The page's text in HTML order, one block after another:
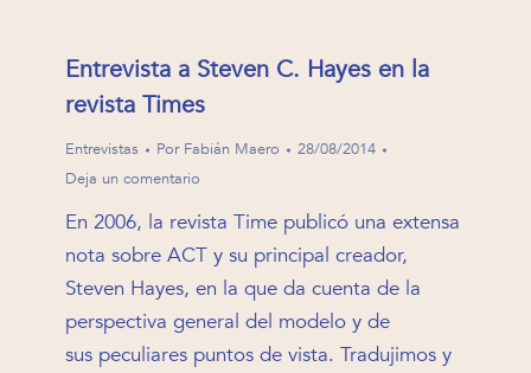
Entrevista a Steven C. Hayes en la
revista Times
Entrevistas Por Fabián Maero
28/08/2014
Deja un comentario
En 2006, la revista Time publicó una extensa
nota sobre ACT y su principal creador,
Steven Hayes, en la que da cuenta de la
perspectiva general del modelo y de
sus peculiares puntos de vista. Tradujimos y